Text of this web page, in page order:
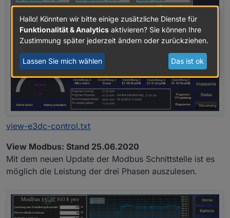
view-e3dc-control.txt
View Modbus: Stand 25.06.2020
Mit dem neuen Update der Modbus Schnittstelle ist es
möglich die Leistung der drei Phasen auszulesen.
Hallo! Könnten wir bitte einige zusätzliche Dienste für
Funktionalität & Analytics aktivieren? Sie können Ihre
Zustimmung später jederzeit ändern oder zurückziehen.
Lassen Sie mich wählen Das ist ok